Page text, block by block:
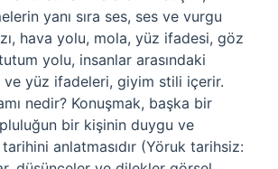
yanı sıra ses, ses ve vurgu
hava yolu, mola, yüz ifadesi, göz
yolu, insanlar arasındaki
ve yüz ifadeleri, giyim stili içerir.
nedir? Konuşmak, başka bir
bir kişinin duygu ve
anlatmasıdır (Yöruk tarihsiz: